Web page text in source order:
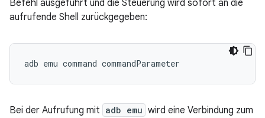
Befehl ausgeführt und die Steuerung wird sofort an die
aufrufende Shell zurückgegeben:
Bei der Aufrufung mit adb emu wird eine Verbindung zum